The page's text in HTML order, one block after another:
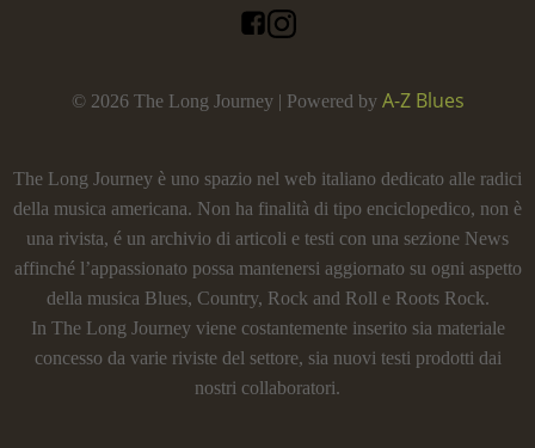
© 2026 The Long Journey | Powered by A-Z Blues
The Long Journey è uno spazio nel web italiano dedicato alle radici
della musica americana. Non ha finalità di tipo enciclopedico, non è
una rivista, é un archivio di articoli e testi con una sezione News
affinché l’appassionato possa mantenersi aggiornato su ogni aspetto
della musica Blues, Country, Rock and Roll e Roots Rock.
In The Long Journey viene costantemente inserito sia materiale
concesso da varie riviste del settore, sia nuovi testi prodotti dai
nostri collaboratori.